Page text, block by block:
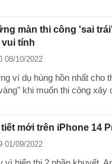
màn thi công 'sai
vui tính
08/10/2022
ví dụ hùng hồn nhất cho
khi muốn thi công xây
mới trên iPhone 14
01/09/2022